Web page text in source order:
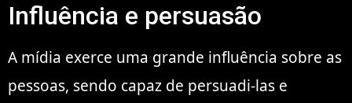
Influência e persuasão
A mídia exerce uma grande influência sobre as
pessoas, sendo capaz de persuadi-las e